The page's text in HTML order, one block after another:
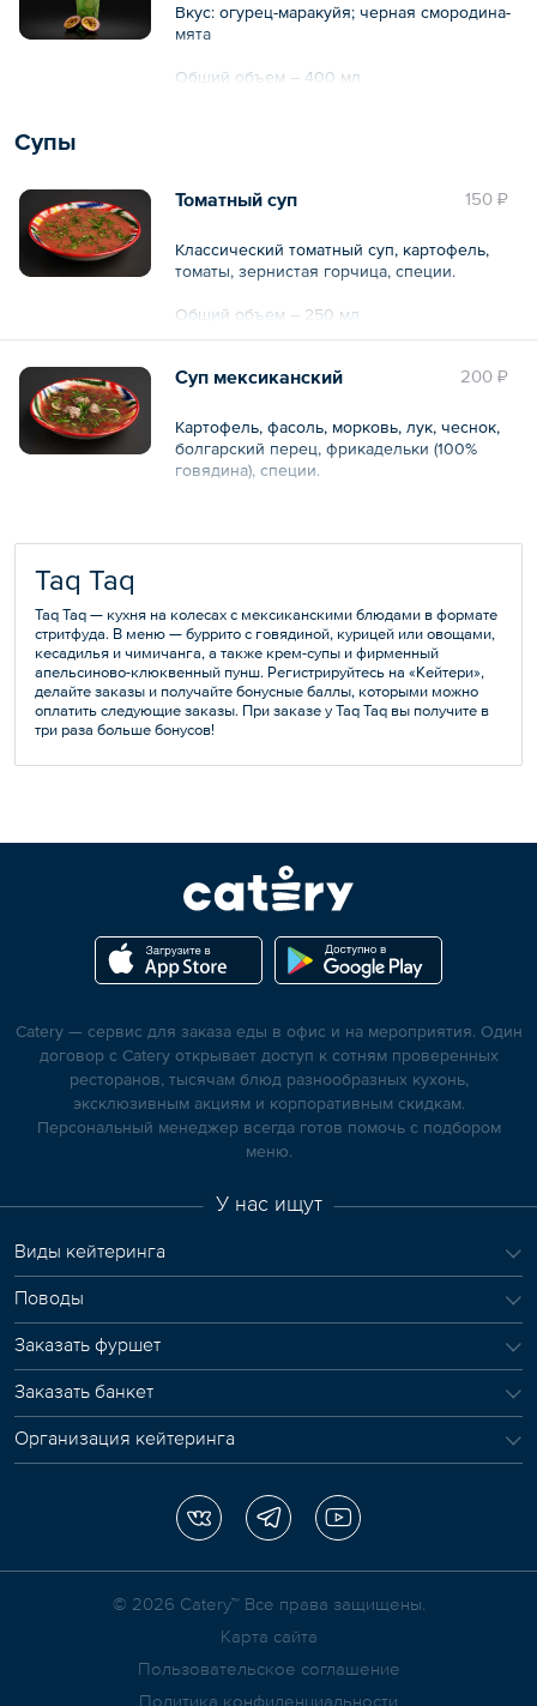
Вкус: огурец-маракуйя; черная смородина-
мята
Общий объем – 400 мл
Супы
150 ₽
Томатный суп
Классический томатный суп, картофель,
томаты, зернистая горчица, специи.
Общий объем – 250 мл
200 ₽
Суп мексиканский
Картофель, фасоль, морковь, лук, чеснок,
болгарский перец, фрикадельки (100%
говядина), специи.
Taq Taq
Taq Taq — кухня на колесах с мексиканскими блюдами в формате
стритфуда. В меню — буррито с говядиной, курицей или овощами,
кесадилья и чимичанга, а также крем-супы и фирменный
апельсиново-клюквенный пунш. Регистрируйтесь на «Кейтери»,
делайте заказы и получайте бонусные баллы, которыми можно
оплатить следующие заказы. При заказе у Taq Taq вы получите в
три раза больше бонусов!
Catery — сервис для заказа еды в офис и на мероприятия. Один
договор с Catery открывает доступ к сотням проверенных
ресторанов, тысячам блюд разнообразных кухонь,
эксклюзивным акциям и корпоративным скидкам.
Персональный менеджер всегда готов помочь с подбором
меню.
У нас ищут
Виды кейтеринга
Поводы
Заказать фуршет
Заказать банкет
Организация кейтеринга
© 2026 Сatery™ Все права защищены.
Карта сайта
Пользовательское соглашение
Политика конфиденциальности